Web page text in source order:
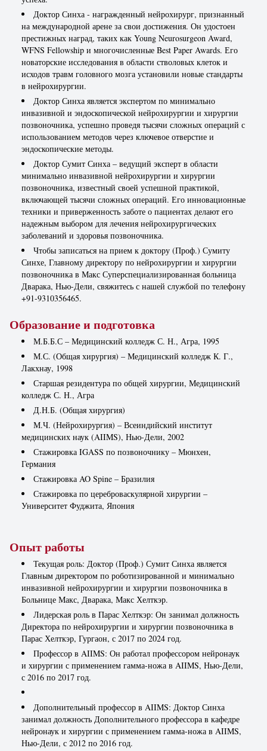
Доктор Синха - награжденный нейрохирург, признанный
на международной арене за свои достижения. Он удостоен
престижных наград, таких как Young Neurosurgeon Award,
WFNS Fellowship и многочисленные Best Paper Awards. Его
новаторские исследования в области стволовых клеток и
исходов травм головного мозга установили новые стандарты
в нейрохирургии.
Доктор Синха является экспертом по минимально
инвазивной и эндоскопической нейрохирургии и хирургии
позвоночника, успешно проведя тысячи сложных операций с
использованием методов через ключевое отверстие и
эндоскопические методы.
Доктор Сумит Синха – ведущий эксперт в области
минимально инвазивной нейрохирургии и хирургии
позвоночника, известный своей успешной практикой,
включающей тысячи сложных операций. Его инновационные
техники и приверженность заботе о пациентах делают его
надежным выбором для лечения нейрохирургических
заболеваний и здоровья позвоночника.
Чтобы записаться на прием к доктору (Проф.) Сумиту
Синхе, Главному директору по нейрохирургии и хирургии
позвоночника в Макс Суперспециализированная больница
Дварака, Нью-Дели, свяжитесь с нашей службой по телефону
+91-9310356465.
Образование и подготовка
М.Б.Б.С – Медицинский колледж С. Н., Агра, 1995
М.С. (Общая хирургия) – Медицинский колледж К. Г.,
Лакхнау, 1998
Старшая резидентура по общей хирургии, Медицинский
колледж С. Н., Агра
Д.Н.Б. (Общая хирургия)
М.Ч. (Нейрохирургия) – Всеиндийский институт
медицинских наук (AIIMS), Нью-Дели, 2002
Стажировка IGASS по позвоночнику – Мюнхен,
Германия
Стажировка AO Spine – Бразилия
Стажировка по цереброваскулярной хирургии –
Университет Фуджита, Япония
Опыт работы
Текущая роль: Доктор (Проф.) Сумит Синха является
Главным директором по роботизированной и минимально
инвазивной нейрохирургии и хирургии позвоночника в
Больнице Макс, Дварака, Макс Хелткэр.
Лидерская роль в Парас Хелткэр: Он занимал должность
Директора по нейрохирургии и хирургии позвоночника в
Парас Хелткэр, Гургаон, с 2017 по 2024 год.
Профессор в AIIMS: Он работал профессором нейронаук
и хирургии с применением гамма-ножа в AIIMS, Нью-Дели,
с 2016 по 2017 год.
Дополнительный профессор в AIIMS: Доктор Синха
занимал должность Дополнительного профессора в кафедре
нейронаук и хирургии с применением гамма-ножа в AIIMS,
Нью-Дели, с 2012 по 2016 год.